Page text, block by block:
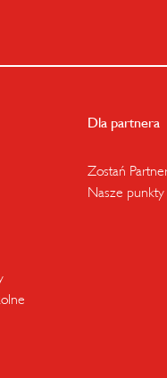
Dla partnera
Zostań
Nasze punkty